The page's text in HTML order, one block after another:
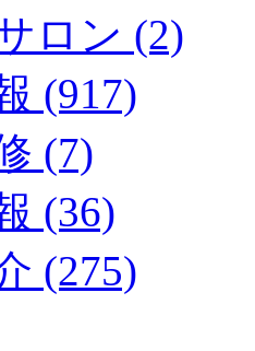
ロン (2)
(917)
(7)
(36)
(275)